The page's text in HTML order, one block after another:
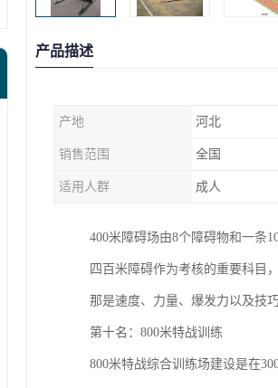
产品描述
产地 河北
销售范围 全国
适用人群 成人
400米障碍场由8个障碍物和一条
四百米障碍作为考核的重要科目
那是速度、力量、爆发力以及技
第十名：800米特战训练
800米特战综合训练场建设是在